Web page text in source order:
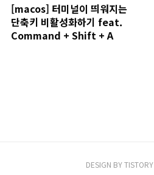
[macos] 터미널이 띄워지는
단축키 비활성화하기 feat.
Command + Shift + A
DESIGN BYTISTORY